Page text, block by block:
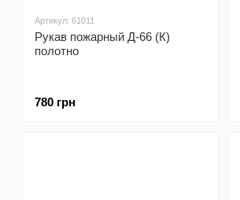
Артикул: 61011
Рукав пожарный Д-66 (К)
полотно
780 грн